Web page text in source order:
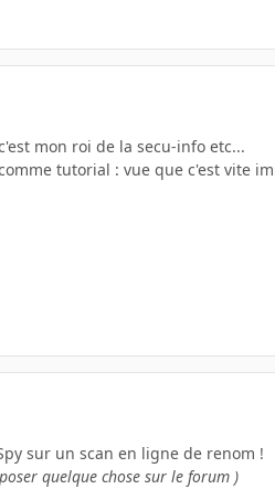
mon roi de la secu-info etc...
tutorial : vue que c'est vite
sur un scan en ligne de renom !
quelque chose sur le forum )